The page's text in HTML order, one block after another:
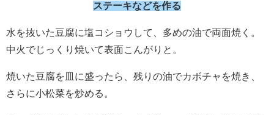
ステーキなどを作る
水を抜いた豆腐に塩コショウして、多めの油で両面焼く。
中火でじっくり焼いて表面こんがりと。
焼いた豆腐を皿に盛ったら、残りの油でカボチャを焼き、
さらに小松菜を炒める。